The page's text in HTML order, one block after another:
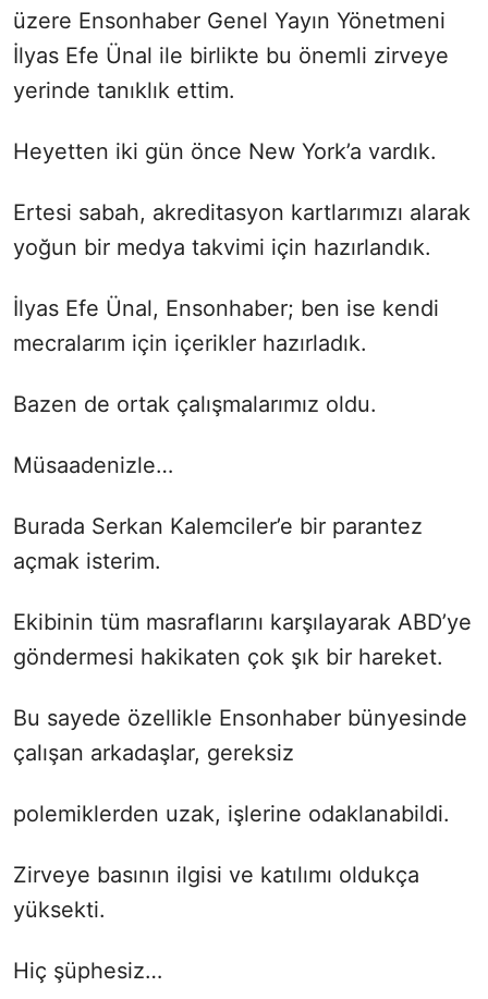
üzere Ensonhaber Genel Yayın Yönetmeni
İlyas Efe Ünal ile birlikte bu önemli zirveye
yerinde tanıklık ettim.
Heyetten iki gün önce New York’a vardık.
Ertesi sabah, akreditasyon kartlarımızı alarak
yoğun bir medya takvimi için hazırlandık.
İlyas Efe Ünal, Ensonhaber; ben ise kendi
mecralarım için içerikler hazırladık.
Bazen de ortak çalışmalarımız oldu.
Müsaadenizle…
Burada Serkan Kalemciler’e bir parantez
açmak isterim.
Ekibinin tüm masraflarını karşılayarak ABD’ye
göndermesi hakikaten çok şık bir hareket.
Bu sayede özellikle Ensonhaber bünyesinde
çalışan arkadaşlar, gereksiz
polemiklerden uzak, işlerine odaklanabildi.
Zirveye basının ilgisi ve katılımı oldukça
yüksekti.
Hiç şüphesiz…